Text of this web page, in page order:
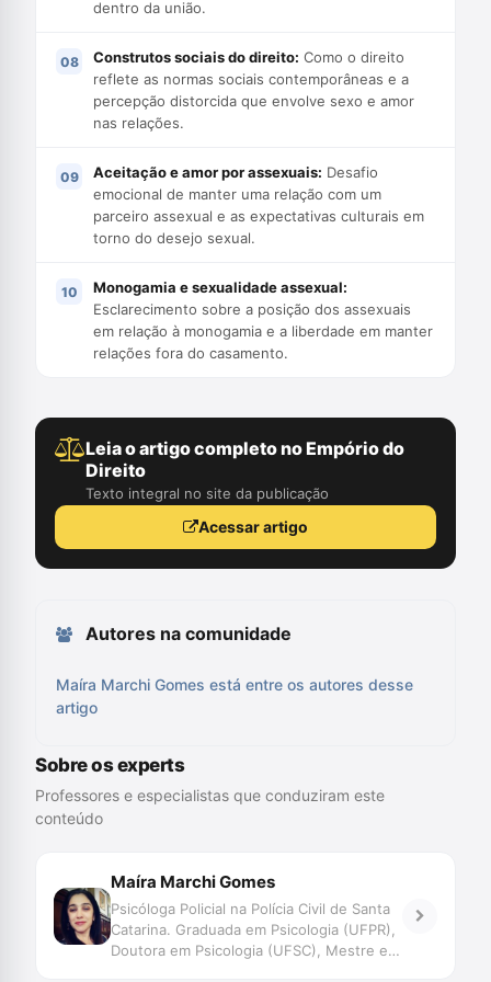
dentro da união.
Construtos sociais do direito: Como o direito
reflete as normas sociais contemporâneas e a
percepção distorcida que envolve sexo e amor
nas relações.
Aceitação e amor por assexuais: Desafio
emocional de manter uma relação com um
parceiro assexual e as expectativas culturais em
torno do desejo sexual.
Monogamia e sexualidade assexual:
Esclarecimento sobre a posição dos assexuais
em relação à monogamia e a liberdade em manter
relações fora do casamento.
Leia o artigo completo no Empório do
Direito
Texto integral no site da publicação
Acessar artigo
Autores na comunidade
Maíra Marchi Gomes está entre os autores desse
artigo
Sobre os experts
Professores e especialistas que conduziram este
conteúdo
Maíra Marchi Gomes
Psicóloga Policial na Polícia Civil de Santa
Catarina. Graduada em Psicologia (UFPR),
Doutora em Psicologia (UFSC), Mestre em